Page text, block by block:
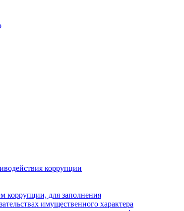
коррупции
коррупции, для заполнения
имущественного характера